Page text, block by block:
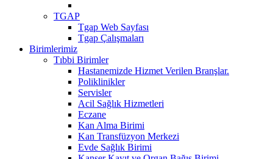
TGAP
Tgap Web Sayfası
Tgap Çalışmaları
Birimlerimiz
Tıbbi Birimler
Hastanemizde Hizmet Verilen Branşlar.
Poliklinikler
Servisler
Acil Sağlık Hizmetleri
Eczane
Kan Alma Birimi
Kan Transfüzyon Merkezi
Evde Sağlık Birimi